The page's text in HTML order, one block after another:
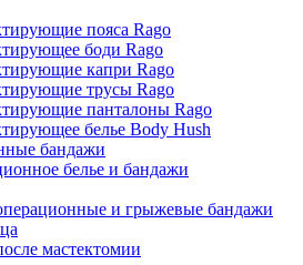
пояса Rago
боди Rago
капри Rago
трусы Rago
панталоны Rago
белье Body Hush
бандажи
белье и бандажи
и грыжевые бандажи
мастектомии